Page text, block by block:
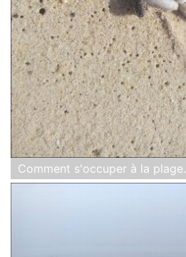
Comment s'occuper à la plage.